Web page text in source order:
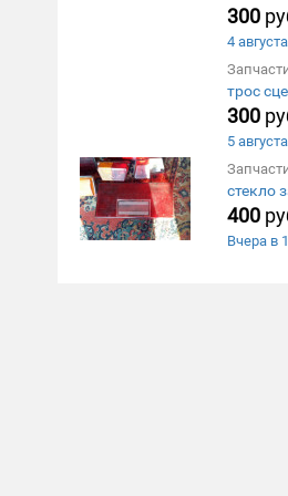
300
4
трос
300
5
стекло
400
Вчера в